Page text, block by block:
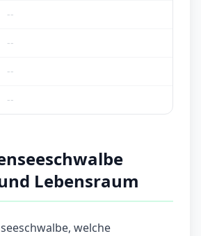
--
--
--
--
Lebensraum
welche